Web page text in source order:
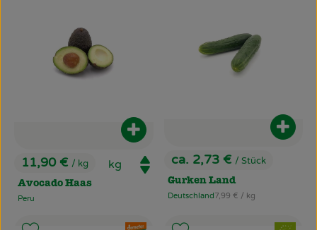
, Preis:
11,90 € / kg
Avocado Haas
, Herkunft:
Peru
Produkt zum Warenkorb
, Preis:
ca. 2,73 € / Stück
Gurken Land
, Herkunft:
Deutschland, Referenzpreis:
7,99 € / kg
, Verband: , Verband: